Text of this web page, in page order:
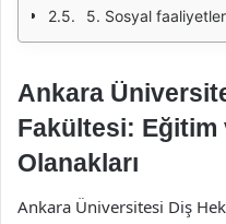
5. Sosyal faaliyetler ve
Ankara
Fakültesi: Eğitim
Olanakları
Ankara Üniversitesi Diş